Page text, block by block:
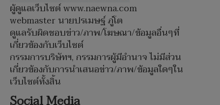
ผู้ดูแลเว็บไซต์ www.naewna.com
webmaster นายปรเมษฐ์ ภู่โต
ดูแลรับผิดชอบข่าว/ภาพ/โฆษณา/ข้อมูลอื่นๆที่
เกี่ยวข้องกับเว็บไซต์
กรรมการบริษัทฯ, กรรมการผู้มีอำนาจ ไม่มีส่วน
เกี่ยวข้องกับการนำเสนอข่าว/ภาพ/ข้อมูลใดๆใน
เว็บไซต์ทั้งสิ้น